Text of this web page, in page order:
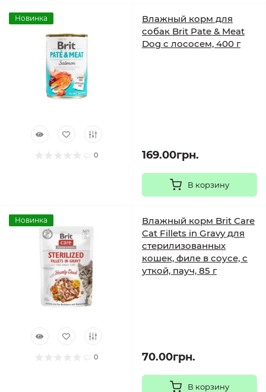
Новинка
0
Влажный корм для
собак Brit Pate & Meat
Dog с лососем, 400 г
169.00грн.
В корзину
Новинка
0
Влажный корм Brit Care
Cat Fillets in Gravy для
стерилизованных
кошек, филе в соусе, с
уткой, пауч, 85 г
70.00грн.
В корзину